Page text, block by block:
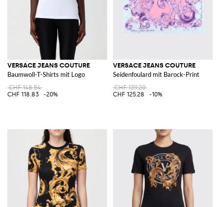
VERSACE JEANS COUTURE
Baumwoll-T-Shirts mit Logo
CHF 148.54
CHF 118.83
-20%
VERSACE JEANS COUTURE
Seidenfoulard mit Barock-Print
CHF 139.20
CHF 125.28
-10%